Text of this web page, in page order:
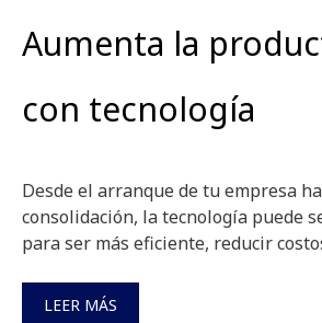
Aumenta la
con tecnología
Desde el arranque de tu empresa
consolidación, la tecnología puede
para ser más eficiente, reducir
LEER MÁS